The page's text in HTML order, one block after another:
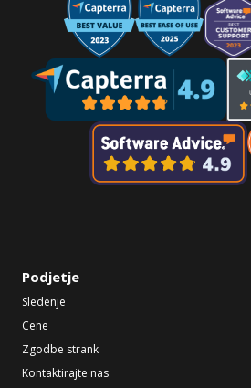
Podjetje
Sledenje
Cene
Zgodbe strank
Kontaktirajte nas